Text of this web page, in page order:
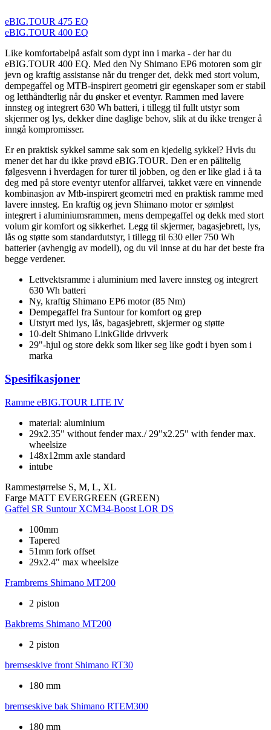
eBIG.TOUR 475 EQ
eBIG.TOUR 400 EQ
Like komfortabelpå asfalt som dypt inn i marka - der har du
eBIG.TOUR 400 EQ. Med den Ny Shimano EP6 motoren som gir
jevn og kraftig assistanse når du trenger det, dekk med stort volum,
dempegaffel og MTB-inspirert geometri gir egenskaper som er stabil
og letthåndterlig når du ønsker et eventyr. Rammen med lavere
innsteg og integrert 630 Wh batteri, i tillegg til fullt utstyr som
skjermer og lys, dekker dine daglige behov, slik at du ikke trenger å
inngå kompromisser.
Er en praktisk sykkel samme sak som en kjedelig sykkel? Hvis du
mener det har du ikke prøvd eBIG.TOUR. Den er en pålitelig
følgesvenn i hverdagen for turer til jobben, og den er like glad i å ta
deg med på store eventyr utenfor allfarvei, takket være en vinnende
kombinasjon av Mtb-inspirert geometri med en praktisk ramme med
lavere innsteg. En kraftig og jevn Shimano motor er sømløst
integrert i aluminiumsrammen, mens dempegaffel og dekk med stort
volum gir komfort og sikkerhet. Legg til skjermer, bagasjebrett, lys,
lås og støtte som standardutstyr, i tillegg til 630 eller 750 Wh
batterier (avhengig av modell), og du vil innse at du har det beste fra
begge verdener.
Lettvektsramme i aluminium med lavere innsteg og integrert
630 Wh batteri
Ny, kraftig Shimano EP6 motor (85 Nm)
Dempegaffel fra Suntour for komfort og grep
Utstyrt med lys, lås, bagasjebrett, skjermer og støtte
10-delt Shimano LinkGlide drivverk
29"-hjul og store dekk som liker seg like godt i byen som i
marka
Spesifikasjoner
Ramme eBIG.TOUR LITE IV
material: aluminium
29x2.35" without fender max./ 29"x2.25" with fender max.
wheelsize
148x12mm axle standard
intube
Rammestørrelse S, M, L, XL
Farge MATT EVERGREEN (GREEN)
Gaffel SR Suntour XCM34-Boost LOR DS
100mm
Tapered
51mm fork offset
29x2.4" max wheelsize
Frambrems Shimano MT200
2 piston
Bakbrems Shimano MT200
2 piston
bremseskive front Shimano RT30
180 mm
bremseskive bak Shimano RTEM300
180 mm